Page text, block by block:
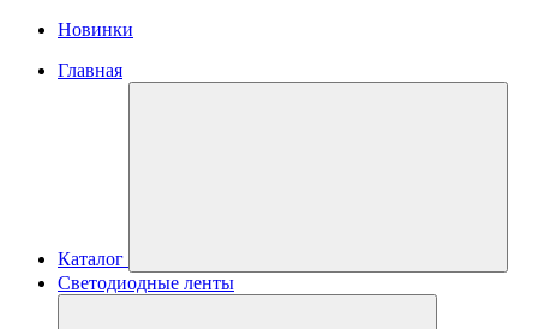
Новинки
Главная
Каталог
Светодиодные ленты